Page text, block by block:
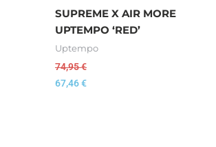
SUPREME X AIR MORE
UPTEMPO ‘RED’
Uptempo
74,95€
67,46€